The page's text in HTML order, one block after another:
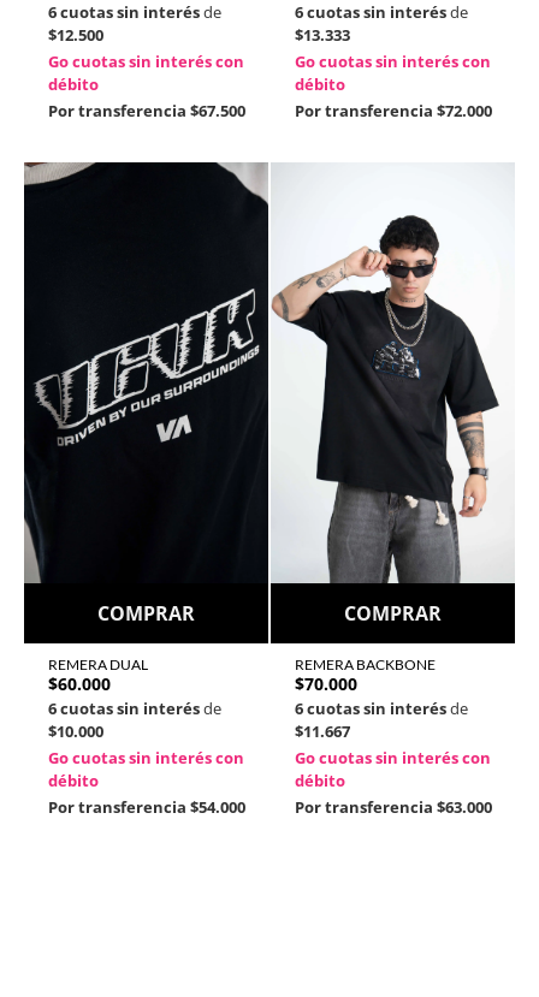
6 cuotas sin interésde
$12.500
Go cuotas sin interés con
débito
Por transferencia $67.500
6 cuotas sin interésde
$13.333
Go cuotas sin interés con
débito
Por transferencia $72.000
COMPRAR
REMERA DUAL
$60.000
6 cuotas sin interésde
$10.000
Go cuotas sin interés con
débito
Por transferencia $54.000
COMPRAR
REMERA BACKBONE
$70.000
6 cuotas sin interésde
$11.667
Go cuotas sin interés con
débito
Por transferencia $63.000